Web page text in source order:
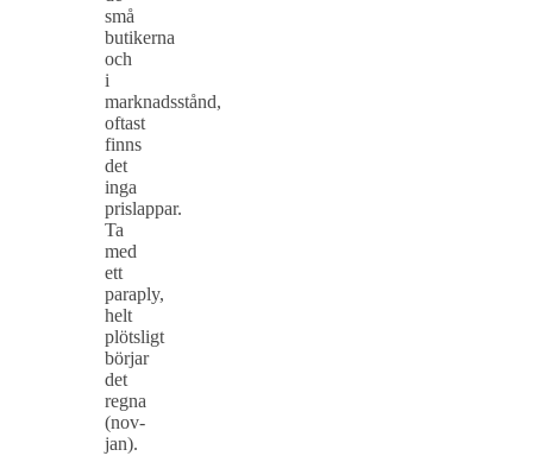
små
butikerna
och
i
marknadsstånd,
oftast
finns
det
inga
prislappar.
Ta
med
ett
paraply,
helt
plötsligt
börjar
det
regna
(nov-
jan).